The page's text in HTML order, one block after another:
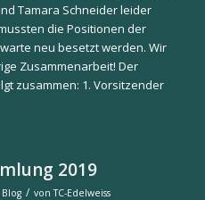
Tamara Schneider leider
die Positionen der
neu besetzt werden. Wir
Zusammenarbeit! Der
zusammen: 1. Vorsitzender
2019
Blog / vonTC-Edelweiss